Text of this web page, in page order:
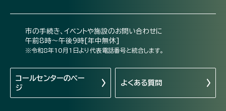
市の手続き、イベントや施設のお問い合わせに
午前8時～午後9時[年中無休]
※令和8年10月1日より代表電話番号と統合します。
コールセンターのペー
ジ
よくある質問